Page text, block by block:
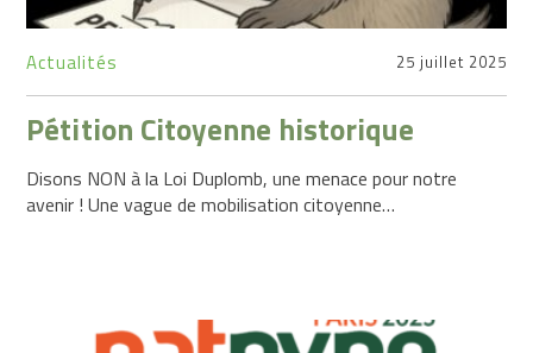
Actualités 25 juillet 2025
Pétition Citoyenne historique
Disons NON à la Loi Duplomb, une menace pour notre
avenir ! Une vague de mobilisation citoyenne…